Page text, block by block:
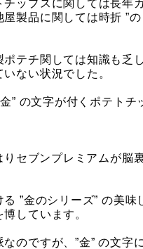
チップスに関しては長年
製品に関しては時折 ”の
ポテチ関しては知識も乏
ない状況でした。
” の文字が付くポテトチ
りセブンプレミアムが脳
”金のシリーズ” の美味
しています。
のですが、”金” の文字